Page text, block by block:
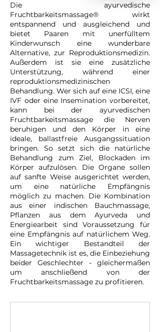
Die ayurvedische
Fruchtbarkeitsmassage® wirkt
entspannend und ausgleichend und
bietet Paaren mit unerfülltem
Kinderwunsch eine wunderbare
Alternative, zur Reproduktionsmedizin.
Außerdem ist sie eine zusätzliche
Unterstützung, während einer
reproduktionsmedizinischen
Behandlung. Wer sich auf eine ICSI, eine
IVF oder eine Insemination vorbereitet,
kann bei der ayurvedischen
Fruchtbarkeitsmassage die Nerven
beruhigen und den Körper in eine
ideale, ballastfreie Ausgangssituation
bringen. So setzt sich die natürliche
Behandlung zum Ziel, Blockaden im
Körper aufzulösen. Die Organe sollen
auf sanfte Weise ausgerichtet werden,
um eine natürliche Empfängnis
möglich zu machen. Die Kombination
aus einer indischen Bauchmassage,
Pflanzen aus dem Ayurveda und
Energiearbeit sind Voraussetzung für
eine Empfängnis auf natürlichem Weg.
Ein wichtiger Bestandteil der
Massagetechnik ist es, die Einbeziehung
beider Geschlechter - gleichermaßen
um anschließend von der
Fruchtbarkeitsmassage zu profitieren.